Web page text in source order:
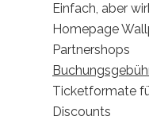
Einfach, aber
Homepage
Partnershops
Ticketformate
Discounts